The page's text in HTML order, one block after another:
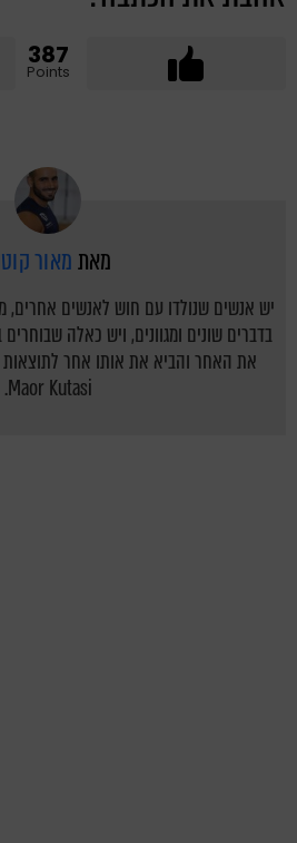
387
Points
מאתמאור
יש אנשים שנולדו עם חוש לאנשים
בדברים שונים ומגוונים, ויש כאלה
Maor Kutasi.